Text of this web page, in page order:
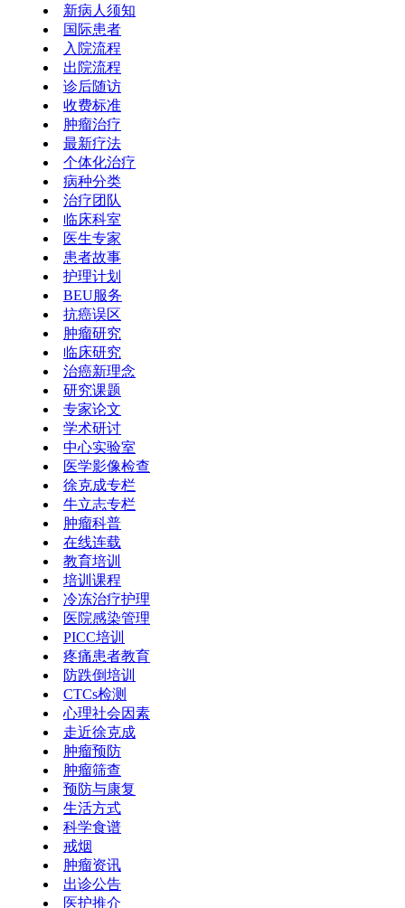
新病人须知
国际患者
入院流程
出院流程
诊后随访
收费标准
肿瘤治疗
最新疗法
个体化治疗
病种分类
治疗团队
临床科室
医生专家
患者故事
护理计划
BEU服务
抗癌误区
肿瘤研究
临床研究
治癌新理念
研究课题
专家论文
学术研讨
中心实验室
医学影像检查
徐克成专栏
牛立志专栏
肿瘤科普
在线连载
教育培训
培训课程
冷冻治疗护理
医院感染管理
PICC培训
疼痛患者教育
防跌倒培训
CTCs检测
心理社会因素
走近徐克成
肿瘤预防
肿瘤筛查
预防与康复
生活方式
科学食谱
戒烟
肿瘤资讯
出诊公告
医护推介